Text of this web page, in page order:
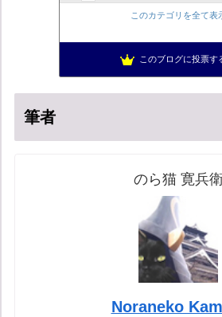
ネトウヨにゅーす。
鳳山雑記帳アメブロ版
このカテゴリを全て表
このブログに投票す
筆者
のら猫 寛兵
Noraneko